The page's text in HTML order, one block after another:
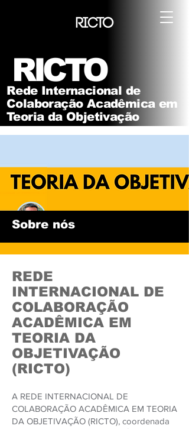
RICTO
Rede Internacional de
Colaboração Acadêmica em
Teoria da Objetivação
Sobre nós
REDE
INTERNACIONAL DE
COLABORAÇÃO
ACADÊMICA EM
TEORIA DA
OBJETIVAÇÃO
(RICTO)
A REDE INTERNACIONAL DE
COLABORAÇÃO ACADÊMICA EM TEORIA
DA OBJETIVAÇÃO (RICTO), coordenada